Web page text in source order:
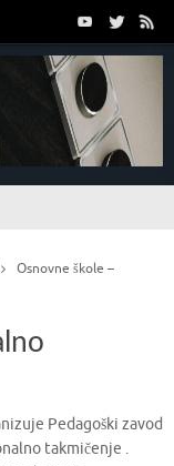
Osnovne škole –
Pedagoški zavod
takmičenje .